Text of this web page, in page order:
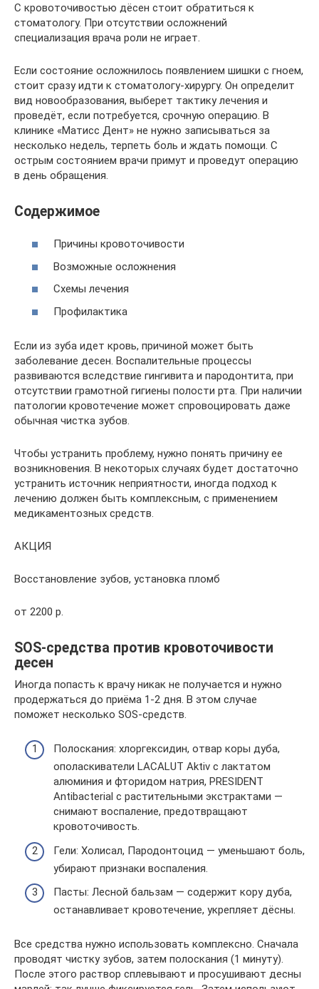
С кровоточивостью дёсен стоит обратиться к
стоматологу. При отсутствии осложнений
специализация врача роли не играет.
Если состояние осложнилось появлением шишки с гноем,
стоит сразу идти к стоматологу-хирургу. Он определит
вид новообразования, выберет тактику лечения и
проведёт, если потребуется, срочную операцию. В
клинике «Матисс Дент» не нужно записываться за
несколько недель, терпеть боль и ждать помощи. С
острым состоянием врачи примут и проведут операцию
в день обращения.
Содержимое
Причины кровоточивости
Возможные осложнения
Схемы лечения
Профилактика
Если из зуба идет кровь, причиной может быть
заболевание десен. Воспалительные процессы
развиваются вследствие гингивита и пародонтита, при
отсутствии грамотной гигиены полости рта. При наличии
патологии кровотечение может спровоцировать даже
обычная чистка зубов.
Чтобы устранить проблему, нужно понять причину ее
возникновения. В некоторых случаях будет достаточно
устранить источник неприятности, иногда подход к
лечению должен быть комплексным, с применением
медикаментозных средств.
АКЦИЯ
Восстановление зубов, установка пломб
от 2200 р.
SOS-средства против кровоточивости
десен
Иногда попасть к врачу никак не получается и нужно
продержаться до приёма 1-2 дня. В этом случае
поможет несколько SOS-средств.
Полоскания: хлоргексидин, отвар коры дуба,
ополаскиватели LACALUT Aktiv с лактатом
алюминия и фторидом натрия, PRESIDENT
Antibacterial с растительными экстрактами —
снимают воспаление, предотвращают
кровоточивость.
Гели: Холисал, Пародонтоцид — уменьшают боль,
убирают признаки воспаления.
Пасты: Лесной бальзам — содержит кору дуба,
останавливает кровотечение, укрепляет дёсны.
Все средства нужно использовать комплексно. Сначала
проводят чистку зубов, затем полоскания (1 минуту).
После этого раствор сплевывают и просушивают десны